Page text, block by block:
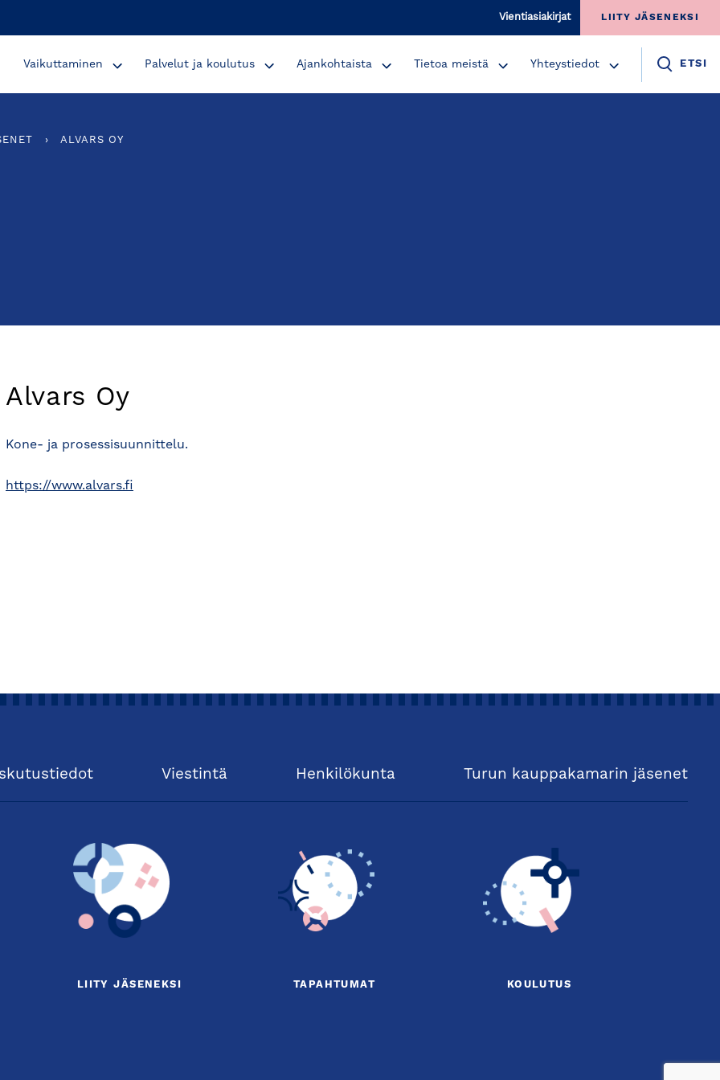
Vientiasiakirjat LIITY JÄSENEKSI
Vaikuttaminen Palvelut ja koulutus Ajankohtaista Tietoa meistä Yhteystiedot ETSI
› ALVARS OY
Alvars Oy
Kone- ja prosessisuunnittelu.
https://www.alvars.fi
Viestintä Henkilökunta Turun kauppakamarin jäsenet
LIITY JÄSENEKSI TAPAHTUMAT KOULUTUS